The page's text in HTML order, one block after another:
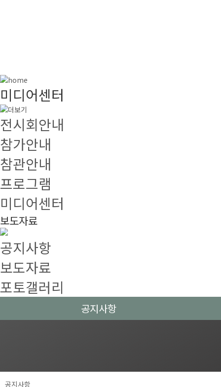
미디어센터
전시회안내
참가안내
참관안내
프로그램
미디어센터
보도자료
공지사항
보도자료
포토갤러리
공지사항
공지사항